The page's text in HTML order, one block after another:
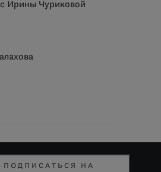
Ирины Чуриковой
ПОДПИСАТЬСЯ НА